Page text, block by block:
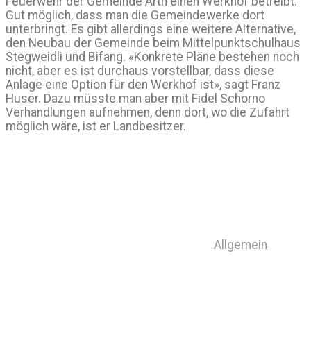
Gut möglich, dass man die Gemeindewerke dort
unterbringt. Es gibt allerdings eine weitere Alternative,
den Neubau der Gemeinde beim Mittelpunktschulhaus
Stegweidli und Bifang. «Konkrete Pläne bestehen noch
nicht, aber es ist durchaus vorstellbar, dass diese
Anlage eine Option für den Werkhof ist», sagt Franz
Huser. Dazu müsste man aber mit Fidel Schorno
Verhandlungen aufnehmen, denn dort, wo die Zufahrt
möglich wäre, ist er Landbesitzer.
Allgemein